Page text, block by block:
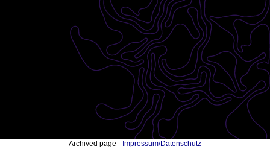
Archived page - Impressum/Datenschutz